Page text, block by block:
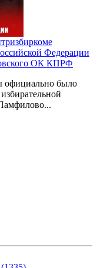
Федерации
ОК КПРФ
официально было